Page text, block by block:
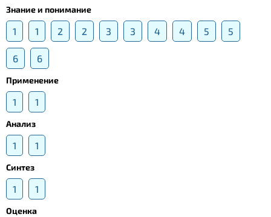
Знание и понимание
1 1 2 2 3 3 4 4 5 5
6 6
Применение
1 1
Анализ
1 1
Синтез
1 1
Оценка